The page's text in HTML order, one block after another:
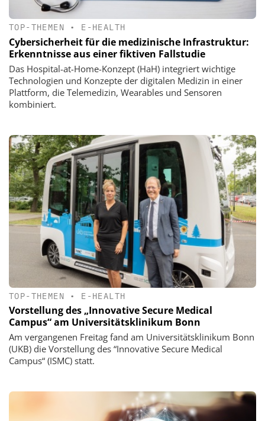
TOP-THEMEN • E-HEALTH
Cybersicherheit für die medizinische Infrastruktur:
Erkenntnisse aus einer fiktiven Fallstudie
Das Hospital-at-Home-Konzept (HaH) integriert wichtige
Technologien und Konzepte der digitalen Medizin in einer
Plattform, die Telemedizin, Wearables und Sensoren
kombiniert.
TOP-THEMEN • E-HEALTH
Vorstellung des „Innovative Secure Medical
Campus“ am Universitätsklinikum Bonn
Am vergangenen Freitag fand am Universitätsklinikum Bonn
(UKB) die Vorstellung des “Innovative Secure Medical
Campus“ (ISMC) statt.